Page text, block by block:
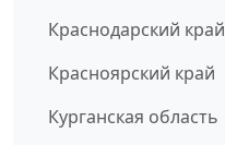
Краснодарский край
Красноярский край
Курганская область